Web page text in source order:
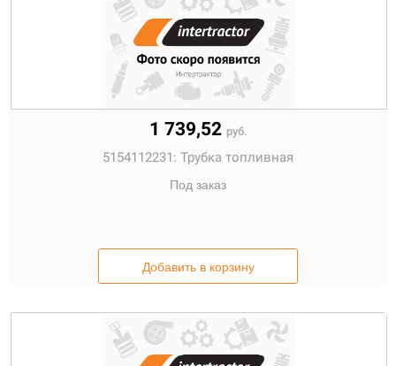
1 739,52 руб.
5154112231: Трубка топливная
Под заказ
Добавить в корзину